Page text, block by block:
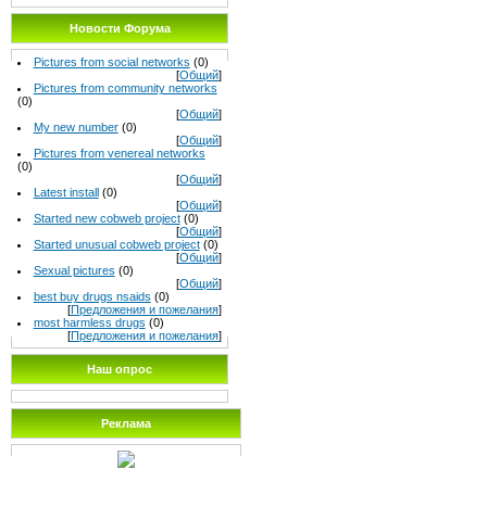
Новости Форума
Pictures from social networks (0)
[Общий]
Pictures from community networks
(0)
[Общий]
My new number (0)
[Общий]
Pictures from venereal networks
(0)
[Общий]
Latest install (0)
[Общий]
Started new cobweb project (0)
[Общий]
Started unusual cobweb project (0)
[Общий]
Sexual pictures (0)
[Общий]
best buy drugs nsaids (0)
[Предложения и пожелания]
most harmless drugs (0)
[Предложения и пожелания]
Наш опрос
Реклама